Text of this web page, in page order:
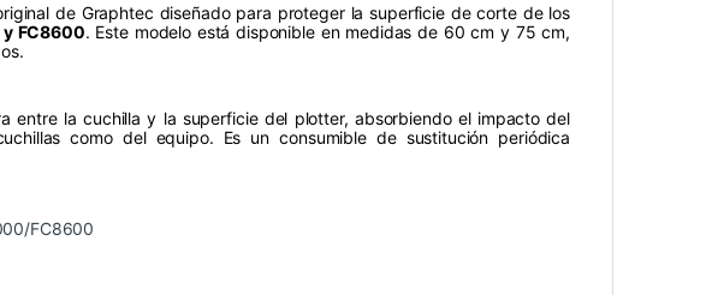
de Graphtec diseñado para proteger la superficie de corte de los
FC8600. Este modelo está disponible en medidas de 60 cm y 75 cm,
entre la cuchilla y la superficie del plotter, absorbiendo el impacto del
como del equipo. Es un consumible de sustitución periódica
FC8600